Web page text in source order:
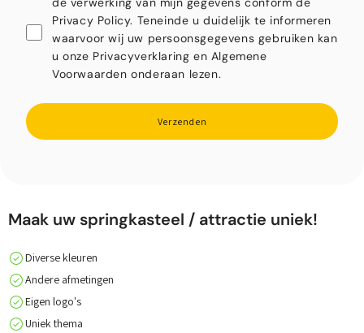
Privacy Policy. Teneinde u duidelijk te informeren
waarvoor wij uw persoonsgegevens gebruiken kan
u onze Privacyverklaring en Algemene
Voorwaarden onderaan lezen.
Verzenden
Maak uw springkasteel / attractie uniek!
Diverse kleuren
Andere afmetingen
Eigen logo's
Uniek thema